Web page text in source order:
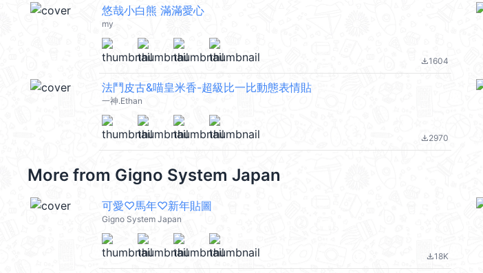
悠哉小白熊 滿滿愛心
my
file_download1604
法鬥皮古&喵皇米香-超級比一比動態表情貼
一神.Ethan
file_download2970
More from Gigno System Japan
可愛♡馬年♡新年貼圖
Gigno System Japan
file_download18K